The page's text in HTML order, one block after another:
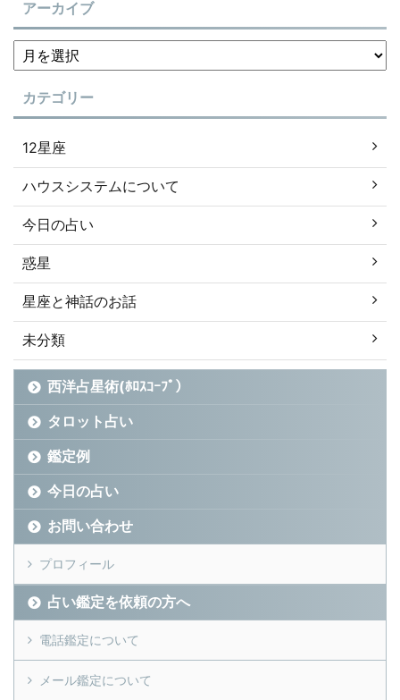
アーカイブ
カテゴリー
12星座
ハウスシステムについて
今日の占い
惑星
星座と神話のお話
未分類
西洋占星術(ﾎﾛｽｺｰﾌﾟ）
タロット占い
鑑定例
今日の占い
お問い合わせ
プロフィール
占い鑑定を依頼の方へ
電話鑑定について
メール鑑定について